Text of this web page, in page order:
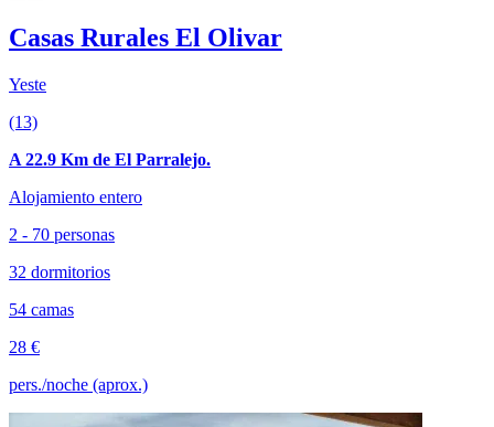
Casas Rurales El Olivar
Yeste
(13)
A 22.9 Km de El Parralejo.
Alojamiento entero
2 - 70 personas
32 dormitorios
54 camas
28 €
pers./noche (aprox.)